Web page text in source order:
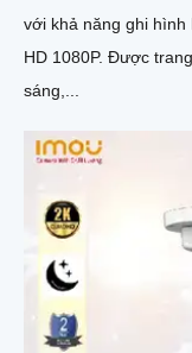
với khả năng ghi hình
HD 1080P. Được trang bị công nghệ xử lý hình ảnh thiếu
sáng,...